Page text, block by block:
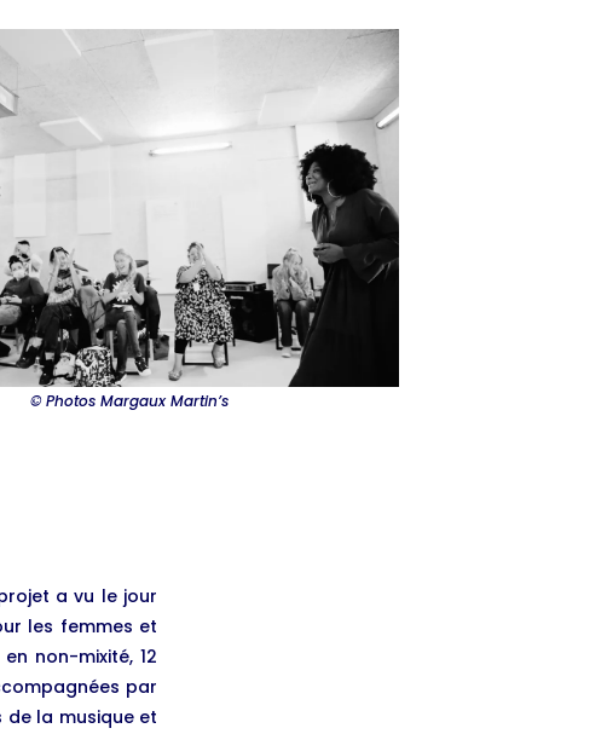
© Photos Margaux Martin’s
a vu le jour
les femmes et
non-mixité, 12
par
la musique et